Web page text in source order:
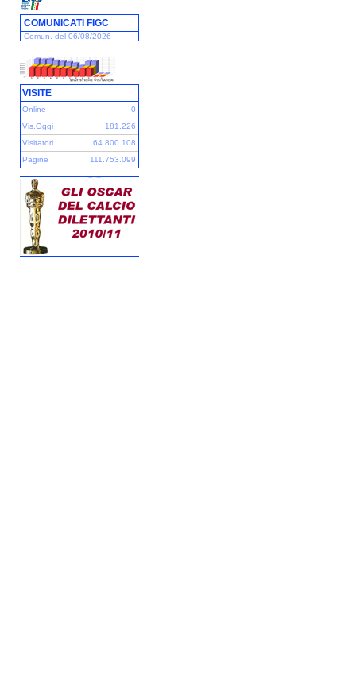
COMUNICATI FIGC
Comun. del 06/08/2026
VISITE
Online
0
Vis.Oggi
181.226
Visitatori
64.800.108
Pagine
111.753.099